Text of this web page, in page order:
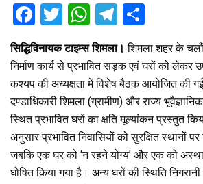
F
a
ce
b
o
o
k
T
tt
er
W
h
at
s
A
p
p
T
el
e
gr
a
m
ar
e
सिद्धिविनायक टाइम्स शिमला। शिमला शहर के
निर्माण कार्य से प्रभावित सड़क एवं घरों को लेकर
कश्यप की अध्यक्षता में विशेष बैठक आयोजित की
दण्डाधिकारी शिमला (ग्रामीण) और राज्य
स्थित प्रभावित घरों का क्षति मूल्यांकन प्रस्तुत
अनुसार प्रभावित निवासियों को सुरक्षित स्थानों
जबकि एक घर को ‘न रहने योग्य’ और एक को
घोषित किया गया है। अन्य घरों की स्थिति